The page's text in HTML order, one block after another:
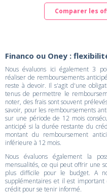
Comparer les
Financo ou Oney :
Nous évaluons ici également 3
réaliser de remboursements
reste à devoir. Il s'agit d'une
tenus de permettre le
noter, des frais sont souvent
savoir, pour les remboursements
sur une période de 12 mois
anticipé si la durée restante du
montant du remboursement
inférieure à 12 mois.
Nous évaluons également la
mensualités, ce qui peut offrir une
plus difficile pour le budget. A
supplémentaires et il est
crédit pour se tenir informé.